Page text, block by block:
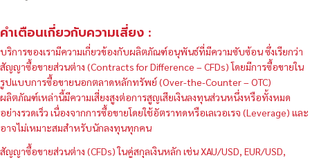
คำเตือนเกี่ยวกับความเสี่ยง :
บริการของเรามีความเกี่ยวข้องกับผลิตภัณฑ์อนุพันธ์ที่มีความซับซ้อน ซึ่งเรียกว่า
สัญญาซื้อขายส่วนต่าง (Contracts for Difference – CFDs) โดยมีการซื้อขายใน
รูปแบบการซื้อขายนอกตลาดหลักทรัพย์ (Over-the-Counter – OTC)
ผลิตภัณฑ์เหล่านี้มีความเสี่ยงสูงต่อการสูญเสียเงินลงทุนส่วนหนึ่งหรือทั้งหมด
อย่างรวดเร็ว เนื่องจากการซื้อขายโดยใช้อัตราทดหรือเลเวอเรจ (Leverage) และ
อาจไม่เหมาะสมสำหรับนักลงทุนทุกคน
สัญญาซื้อขายส่วนต่าง (CFDs) ในคู่สกุลเงินหลัก เช่น XAU/USD, EUR/USD,